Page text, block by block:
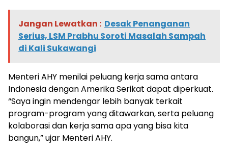
Jangan Lewatkan : Desak Penanganan
Serius, LSM Prabhu Soroti Masalah Sampah
di Kali Sukawangi
Menteri AHY menilai peluang kerja sama antara
Indonesia dengan Amerika Serikat dapat diperkuat.
“Saya ingin mendengar lebih banyak terkait
program-program yang ditawarkan, serta peluang
kolaborasi dan kerja sama apa yang bisa kita
bangun,” ujar Menteri AHY.